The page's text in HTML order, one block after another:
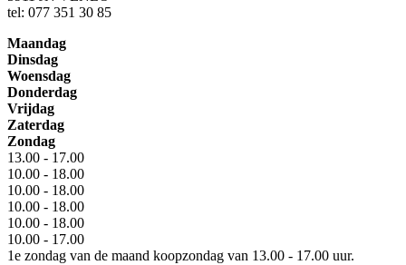
tel: 077 351 30 85
Maandag
Dinsdag
Woensdag
Donderdag
Vrijdag
Zaterdag
Zondag
13.00 - 17.00
10.00 - 18.00
10.00 - 18.00
10.00 - 18.00
10.00 - 18.00
10.00 - 17.00
1e zondag van de maand koopzondag van 13.00 - 17.00 uur.